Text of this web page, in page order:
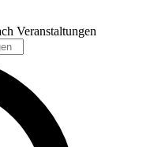
Veranstaltungen